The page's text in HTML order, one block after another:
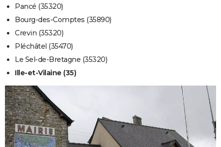
Pancé (35320)
Bourg-des-Comptes (35890)
Crevin (35320)
Pléchâtel (35470)
Le Sel-de-Bretagne (35320)
Ille-et-Vilaine (35)